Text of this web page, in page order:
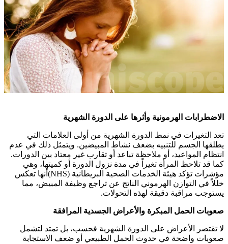
الاضطرابات الهرمونية وأثرها على الدورة الشهرية
تعد التغيرات في نمط الدورة الشهرية من أولى العلامات التي
يطلقها الجسم للتنبيه بضعف نشاط المبيضين. ويتمثل ذلك في عدم
انتظام المواعيد، أو ملاحظة تباعد أو تقارب غير معتاد بين الدورات.
كما قد تلاحظ المرأة تغيراً في مدة نزول الدورة أو كميتها، وهي
مؤشرات تؤكد هيئة الخدمات الصحية البريطانية (NHS) أنها تعكس
خللاً في التوازن الهرموني الناتج عن تراجع وظيفة المبيض، مما
يستوجب مراقبة دقيقة لهذه التحولات.
صعوبات الحمل المبكرة والأعراض الجسدية المرافقة
لا تقتصر الأعراض على الدورة الشهرية فحسب، بل تمتد لتشمل
صعوبات واضحة في حدوث الحمل الطبيعي أو ضعف الاستجابة